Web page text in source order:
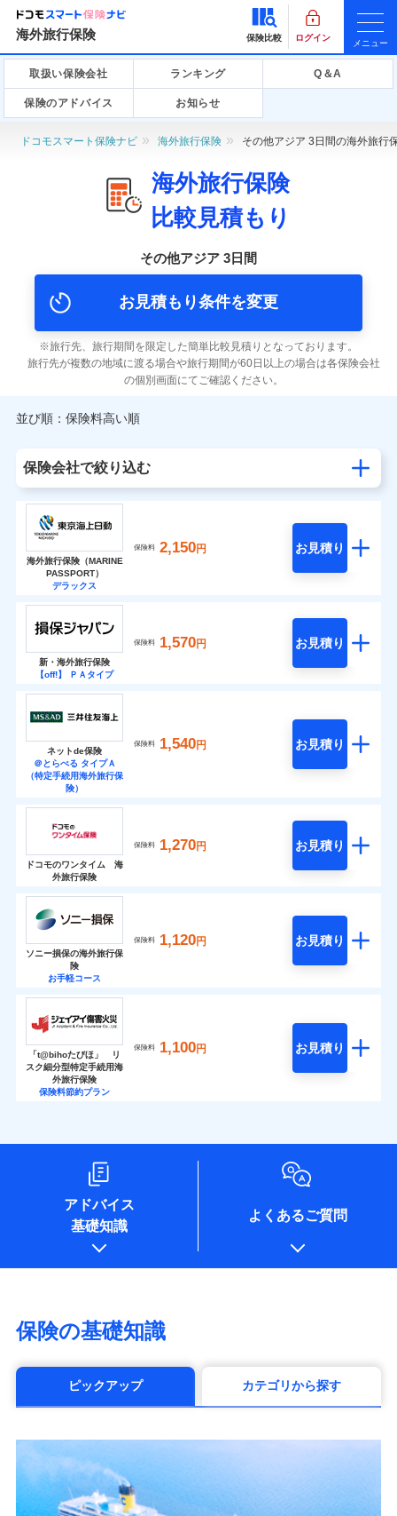
海外旅行保険 保険比較 ログイン
メニュー
取扱い保険会社 ランキング Q＆A
保険のアドバイス お知らせ
ドコモスマート保険ナビ 海外旅行保険 その他アジア 3日間の海外旅行
海外旅行保険
比較見積もり
その他アジア 3日間
お見積もり条件を変更
旅行先、旅行期間を限定した簡単比較見積りとなっております。
旅行先が複数の地域に渡る場合や旅行期間が60日以上の場合は各保険会社
の個別画面にてご確認ください。
並び順：保険料高い順
保険会社で絞り込む
海外旅行保険（MARINE
PASSPORT）
デラックス
保険料 2,150円 お見積り
新・海外旅行保険
【off!】 ＰＡタイプ
保険料 1,570円 お見積り
ネットde保険
＠とらべる タイプＡ
（特定手続用海外旅行保
険）
保険料 1,540円 お見積り
ドコモのワンタイム 海
外旅行保険
保険料 1,270円 お見積り
ソニー損保の海外旅行保
険
お手軽コース
保険料 1,120円 お見積り
「t@bihoたびほ」 リ
スク細分型特定手続用海
外旅行保険
保険料節約プラン
保険料 1,100円 お見積り
アドバイス
基礎知識
よくあるご質問
保険の基礎知識
ピックアップ カテゴリから探す